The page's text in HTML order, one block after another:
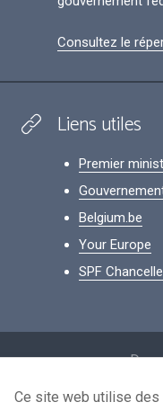
Consultez le
Liens utiles
Premier
Belgium.be
Your Europe
SPF
Ce site web utilise